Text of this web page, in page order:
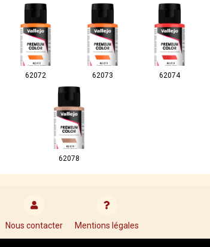
62072 62073 62074
62078
Nous contacter Mentions légales